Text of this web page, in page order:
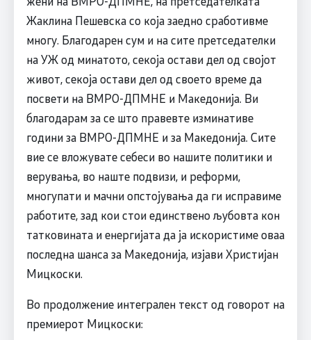
Жаклина Пешевска со која заедно сработивме
многу. Благодарен сум и на сите претседателки
на УЖ од минатото, секоја остави дел од својот
живот, секоја остави дел од своето време да
посвети на ВМРО-ДПМНЕ и Македонија. Ви
благодарам за се што правевте изминативе
години за ВМРО-ДПМНЕ и за Македонија. Сите
вие се вложувате себеси во нашите политики и
верувања, во наште подвизи, и реформи,
многупати и мачни опстојувања да ги исправиме
работите, зад кои стои единствено љубовта кон
татковината и енергијата да ја искористиме оваа
последна шанса за Македонија, изјави Христијан
Мицкоски.
Во продолжение интегрален текст од говорот на
премиерот Мицкоски: